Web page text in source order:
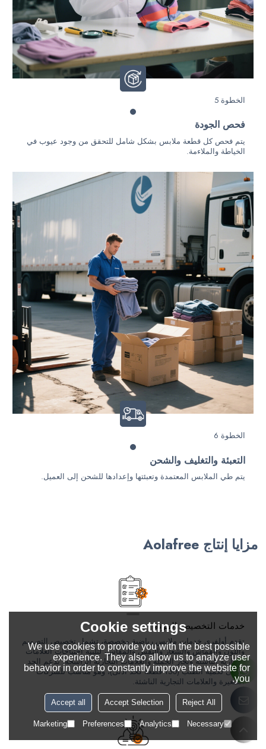
الخطوة 5
فحص الجودة
يتم فحص كل قطعة ملابس بشكل شامل للتحقق من وجود عيوب في
الخياطة والملاءمة.
الخطوة 6
التعبئة والتغليف والشحن
يتم طي الملابس المعتمدة وتعبئتها وإعدادها للشحن إلى العميل.
مزايا إنتاج Aolafree
خدمات التخصيص المرنة
تقدم أولفري خدمات ملابس رياضية مخصصة، تشمل تخصيص التصميم
واللون والقماش والشعار والنقش والمقاس، لتلبية احتياجات العلامات
التجارية الناشئة وتجار الجملة والعلامات التجارية الراسخة. ندعم الحد
الأدنى لكمية الطلب (150 قطعة كحد أدنى)، وهو مناسب للشركات
الصغيرة والعلامات التجارية الناشئة.
Cookie settings
We use cookies to provide you with the best possible
experience. They also allow us to analyze user
behavior in order to constantly improve the website for
you.
Reject All
Accept Selection
Accept all
Necessary
Analytics
Preferences
Marketing